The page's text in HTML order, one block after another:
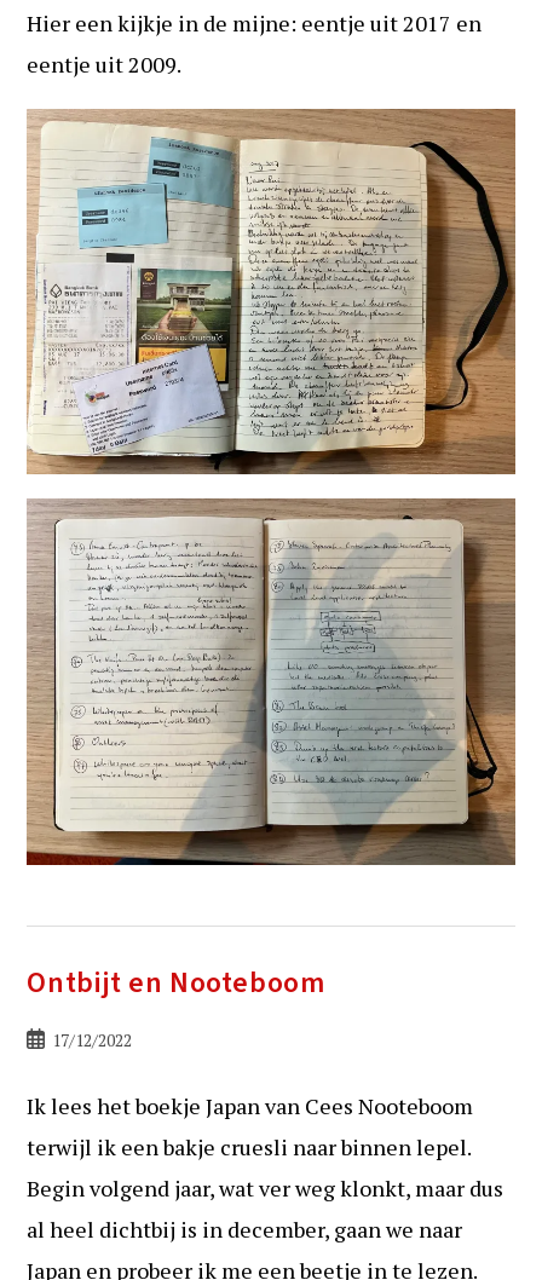
Hier een kijkje in de mijne: eentje uit 2017 en
eentje uit 2009.
Ontbijt en Nooteboom
Bericht17/12/2022
Ik lees het boekje Japan van Cees Nooteboom
terwijl ik een bakje cruesli naar binnen lepel.
Begin volgend jaar, wat ver weg klonkt, maar dus
al heel dichtbij is in december, gaan we naar
Japan en probeer ik me een beetje in te lezen.